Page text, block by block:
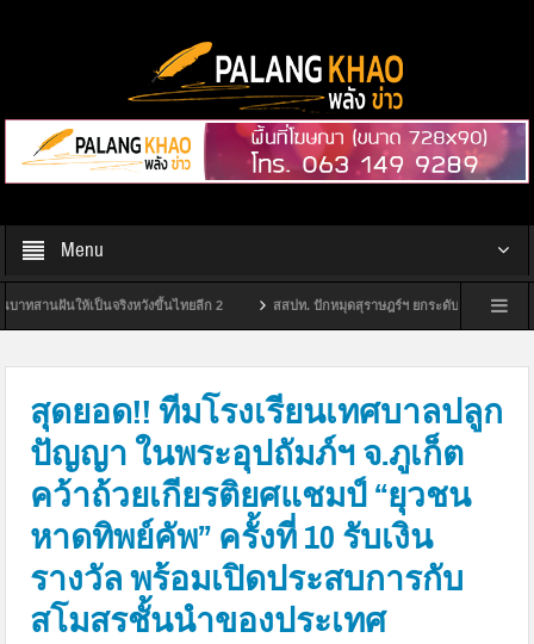
Menu
จริงหวังขึ้นไทยลีก 2 สสปท. ปักหมุดสุราษฎร์ฯ ยกระดับ “Safety Culture” ชู Smart
สุดยอด!! ทีมโรงเรียนเทศบาลปลูก
ปัญญา ในพระอุปถัมภ์ฯ จ.ภูเก็ต
คว้าถ้วยเกียรติยศแชมป์ “ยุวชน
หาดทิพย์คัพ” ครั้งที่ 10 รับเงิน
รางวัล พร้อมเปิดประสบการกับ
สโมสรชั้นนำของประเทศ